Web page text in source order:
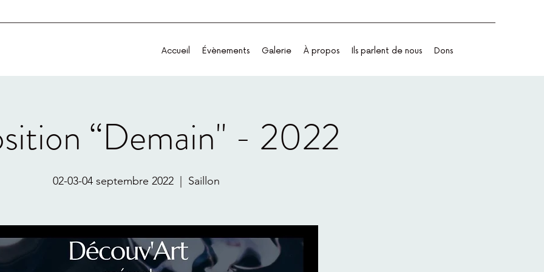
Accueil Évènements Galerie À propos Ils parlent de nous Dons
“Demain" - 2022
02-03-04 septembre 2022
  |
Saillon